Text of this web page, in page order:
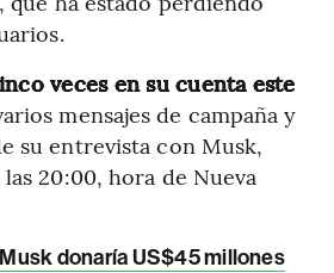
veces en su cuenta este
mensajes de campaña y
su entrevista con Musk,
20:00, hora de Nueva
donaría US$45 millones